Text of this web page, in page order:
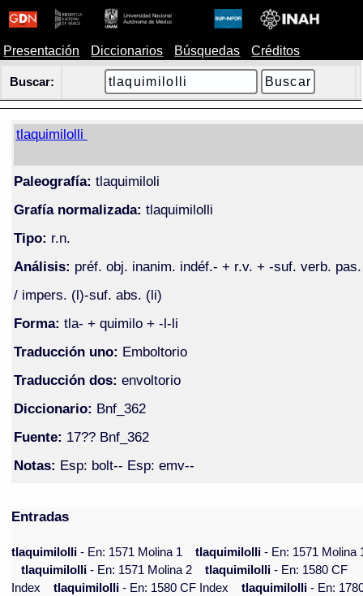
Presentación Diccionarios Búsquedas Créditos
Buscar:
tlaquimilolli
Paleografía: tlaquimiloli
Grafía normalizada: tlaquimilolli
Tipo: r.n.
Análisis: préf. obj. inanim. indéf.- + r.v. + -suf. verb. pas.
/ impers. (l)-suf. abs. (li)
Forma: tla- + quimilo + -l-li
Traducción uno: Emboltorio
Traducción dos: envoltorio
Diccionario: Bnf_362
Fuente: 17?? Bnf_362
Notas: Esp: bolt-- Esp: emv--
Entradas
tlaquimilolli- En: 1571 Molina 1 tlaquimilolli- En: 1571 Molina
tlaquimilolli- En: 1571 Molina 2 tlaquimilolli- En: 1580 CF
Index
tlaquimilolli- En: 1580 CF Index tlaquimilolli- En: